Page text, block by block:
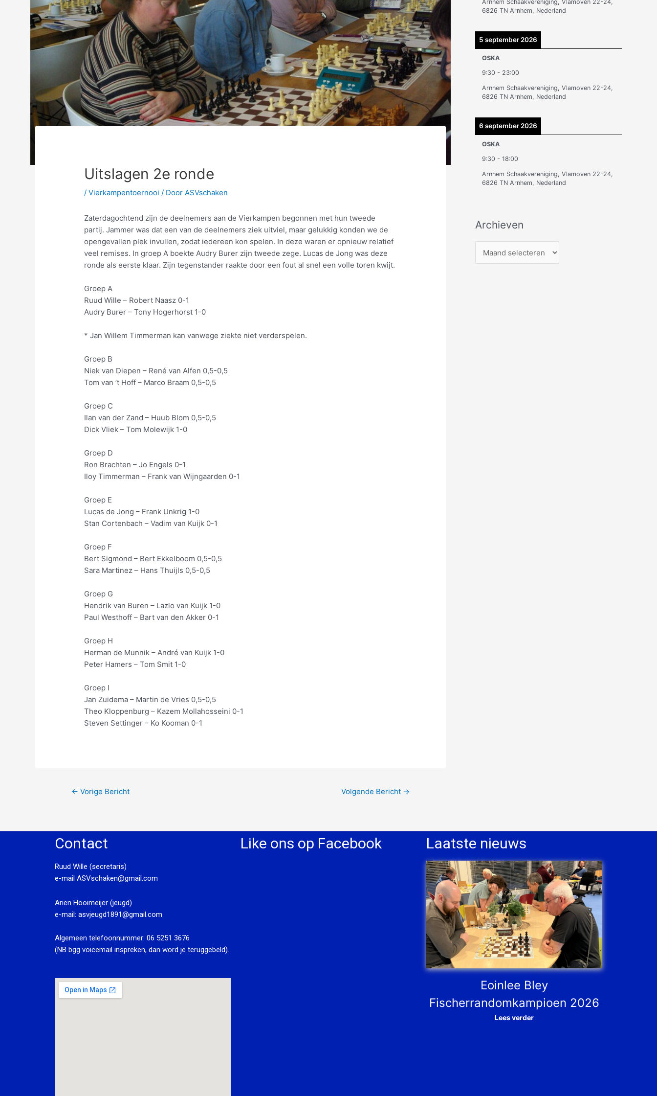
Uitslagen 2e ronde
/Vierkampentoernooi / Door ASVschaken
Zaterdagochtend zijn de deelnemers aan de Vierkampen begonnen met hun tweede
partij. Jammer was dat een van de deelnemers ziek uitviel, maar gelukkig konden we de
opengevallen plek invullen, zodat iedereen kon spelen. In deze waren er opnieuw relatief
veel remises. In groep A boekte Audry Burer zijn tweede zege. Lucas de Jong was deze
ronde als eerste klaar. Zijn tegenstander raakte door een fout al snel een volle toren kwijt.
Groep A
Ruud Wille – Robert Naasz 0-1
Audry Burer – Tony Hogerhorst 1-0
* Jan Willem Timmerman kan vanwege ziekte niet verderspelen.
Groep B
Niek van Diepen – René van Alfen 0,5-0,5
Tom van ’t Hoff – Marco Braam 0,5-0,5
Groep C
Ilan van der Zand – Huub Blom 0,5-0,5
Dick Vliek – Tom Molewijk 1-0
Groep D
Ron Brachten – Jo Engels 0-1
Iloy Timmerman – Frank van Wijngaarden 0-1
Groep E
Lucas de Jong – Frank Unkrig 1-0
Stan Cortenbach – Vadim van Kuijk 0-1
Groep F
Bert Sigmond – Bert Ekkelboom 0,5-0,5
Sara Martinez – Hans Thuijls 0,5-0,5
Groep G
Hendrik van Buren – Lazlo van Kuijk 1-0
Paul Westhoff – Bart van den Akker 0-1
Groep H
Herman de Munnik – André van Kuijk 1-0
Peter Hamers – Tom Smit 1-0
Groep I
Jan Zuidema – Martin de Vries 0,5-0,5
Theo Kloppenburg – Kazem Mollahosseini 0-1
Steven Settinger – Ko Kooman 0-1
← Vorige Bericht Volgende Bericht →
Arnhem Schaakvereniging, Vlamoven 22-24,
6826 TN Arnhem, Nederland
5 september 2026
OSKA
9:30 - 23:00
Arnhem Schaakvereniging, Vlamoven 22-24,
6826 TN Arnhem, Nederland
6 september 2026
OSKA
9:30 - 18:00
Arnhem Schaakvereniging, Vlamoven 22-24,
6826 TN Arnhem, Nederland
Archieven
Contact
Ruud Wille (secretaris)
e-mail ASVschaken@gmail.com
Ariën Hooimeijer (jeugd)
e-mail: asvjeugd1891@gmail.com
Algemeen telefoonnummer: 06 5251 3676
(NB bgg voicemail inspreken, dan word je teruggebeld).
Like ons op Facebook Laatste nieuws
Eoinlee Bley
Fischerrandomkampioen 2026
Lees verder